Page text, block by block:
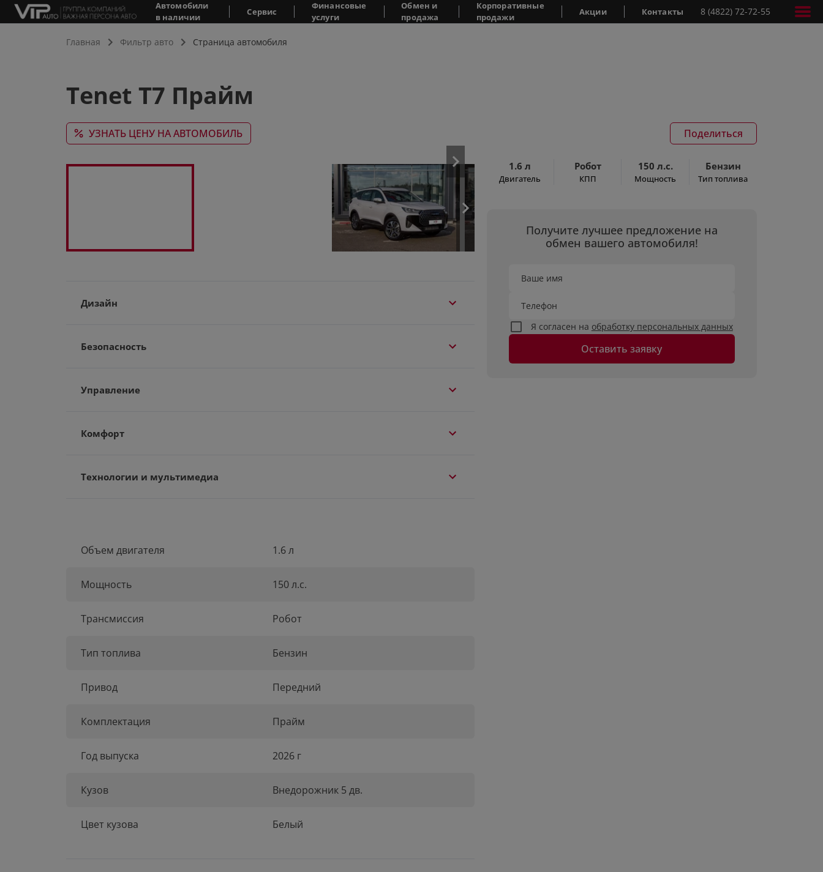
Автомобили
в наличии
Сервис
Финансовые
услуги
Обмен и
продажа
Корпоративные
продажи
Акции Контакты 8 (4822) 72-72-55
Главная Фильтр авто Страница автомобиля
Tenet T7 Прайм
УЗНАТЬ ЦЕНУ НА АВТОМОБИЛЬ Поделиться
Дизайн
Безопасность
Управление
Комфорт
Технологии и мультимедиа
Объем двигателя 1.6 л
Мощность 150 л.с.
Трансмиссия Робот
Тип топлива Бензин
Привод Передний
Комплектация Прайм
Год выпуска 2026 г
Кузов Внедорожник 5 дв.
Цвет кузова Белый
1.6 л
Двигатель
Робот
КПП
150 л.с.
Мощность
Бензин
Тип топлива
Получите лучшее предложение на
обмен вашего автомобиля!
Ваше имя
Телефон
Я согласен на обработку персональных данных
Оставить заявку